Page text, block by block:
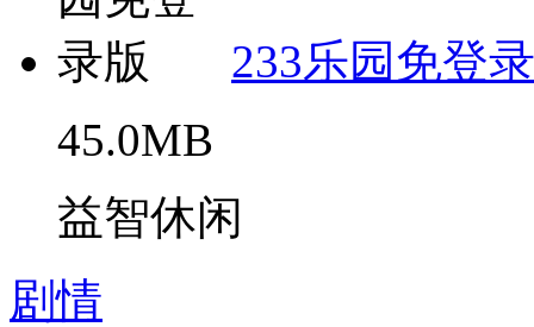
233乐园免登
45.0MB
益智休闲
剧情